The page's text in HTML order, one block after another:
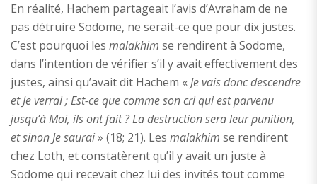
En réalité, Hachem partageait l’avis d’Avraham de ne
pas détruire Sodome, ne serait-ce que pour dix justes.
C’est pourquoi les malakhim se rendirent à Sodome,
dans l’intention de vérifier s’il y avait effectivement des
justes, ainsi qu’avait dit Hachem «Je vais donc descendre
et Je verrai ; Est-ce que comme son cri qui est parvenu
jusqu’à Moi, ils ont fait ? La destruction sera leur punition,
et sinon Je saurai» (18; 21). Les malakhim se rendirent
chez Loth, et constatèrent qu’il y avait un juste à
Sodome qui recevait chez lui des invités tout comme